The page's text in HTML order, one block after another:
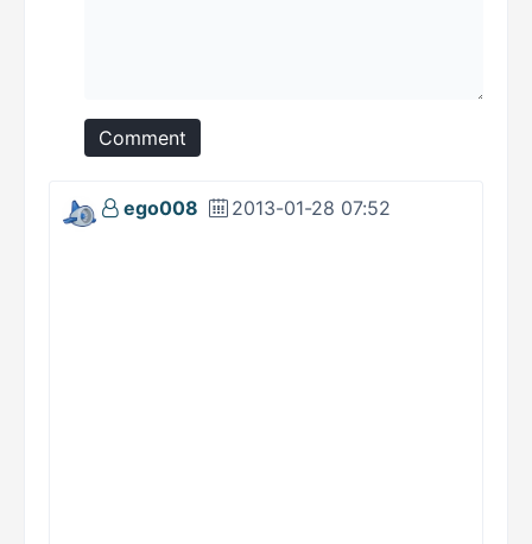
Comment
ego008 2013-01-28 07:52